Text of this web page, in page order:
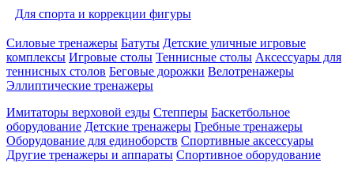
Для спорта и коррекции фигуры
Силовые тренажеры Батуты Детские уличные игровые
комплексы Игровые столы Теннисные столы Аксессуары для
теннисных столов Беговые дорожки Велотренажеры
Эллиптические тренажеры
Имитаторы верховой езды Степперы Баскетбольное
оборудование Детские тренажеры Гребные тренажеры
Оборудование для единоборств Спортивные аксессуары
Другие тренажеры и аппараты Спортивное оборудование